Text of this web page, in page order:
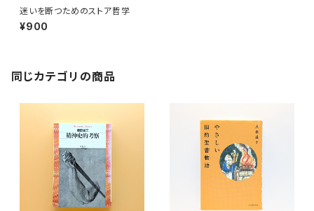
迷いを断つためのストア哲学
¥900
同じカテゴリの商品